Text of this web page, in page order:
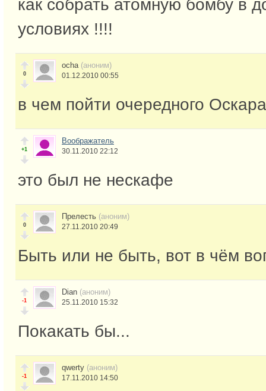
как собрать атомную бомбу в
условиях !!!!
0
ocha (аноним)
01.12.2010 00:55
в чем пойти очередного
+1
Воображатель
30.11.2010 22:12
это был не нескафе
0
Прелесть (аноним)
27.11.2010 20:49
Быть или не быть, вот в чём
-1
Dian (аноним)
25.11.2010 15:32
Покакать бы...
-1
qwerty (аноним)
17.11.2010 14:50